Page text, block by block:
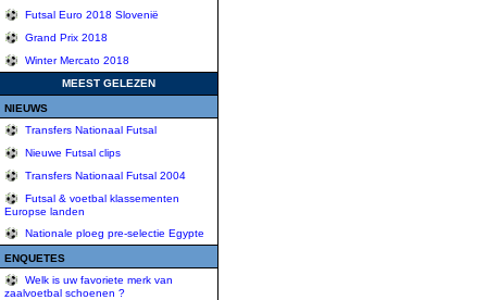
Futsal Euro 2018 Slovenië
Grand Prix 2018
Winter Mercato 2018
MEEST GELEZEN
NIEUWS
Transfers Nationaal Futsal
Nieuwe Futsal clips
Transfers Nationaal Futsal 2004
Futsal & voetbal klassementen
Europse landen
Nationale ploeg pre-selectie Egypte
ENQUETES
Welk is uw favoriete merk van
zaalvoetbal schoenen ?